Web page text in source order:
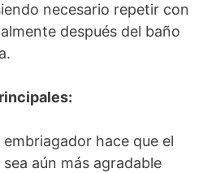
necesario repetir con
después del baño
hace que el
aún más agradable